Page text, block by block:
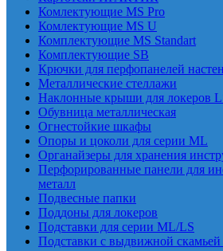
Комлектующие MS Pro
Комлектующие MS U
Комплектующие MS Standart
Комплектующие SB
Крючки для перфопанелей
Металлические стеллажи
Наклонные крыши для локеров
Обувница металлическая
Огнестойкие шкафы
Опоры и цоколи для серии ML
Органайзеры для хранения
Перфорированные панели для
металл
Подвесные папки
Поддоны для локеров
Подставки для серии ML/LS
Подставки с выдвижной